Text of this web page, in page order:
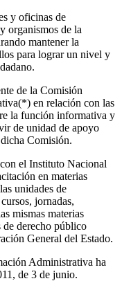
y oficinas de
organismos de la
mantener la
para lograr un nivel y
de la Comisión
en relación con las
la función informativa y
de unidad de apoyo
Comisión.
el Instituto Nacional
en materias
unidades de
jornadas,
mismas materias
de derecho público
General del Estado.
Administrativa ha
de 3 de junio.